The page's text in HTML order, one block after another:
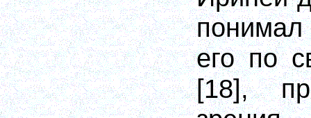
его по
[18],